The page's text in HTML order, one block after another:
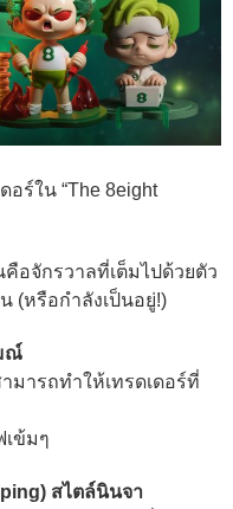
อร์ใน “The 8eight
อจักรวาลที่เต็มไปด้วยตัว
(หรือกำลังเป็นอยู่!)
ณ์
มารถทำให้เทรดเดอร์ที่
เข้มๆ
สไตล์นินจา